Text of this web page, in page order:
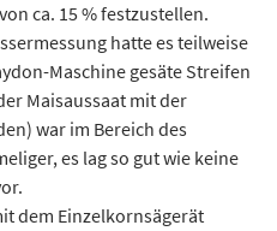
ca. 15 % festzustellen.
hatte es teilweise
Maschine gesäte Streifen
Maisaussaat mit der
war im Bereich des
es lag so gut wie keine
dem Einzelkornsägerät